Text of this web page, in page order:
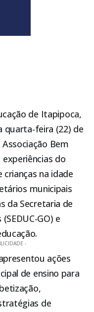
de Itapipoca,
quarta-feira (22) de
Bem
do
na idade
municipais
da Secretaria de
GO) e
-
ações
de ensino para
de